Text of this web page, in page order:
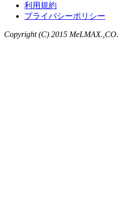
利用規約
プライバシーポリシー
Copyright (C) 2015